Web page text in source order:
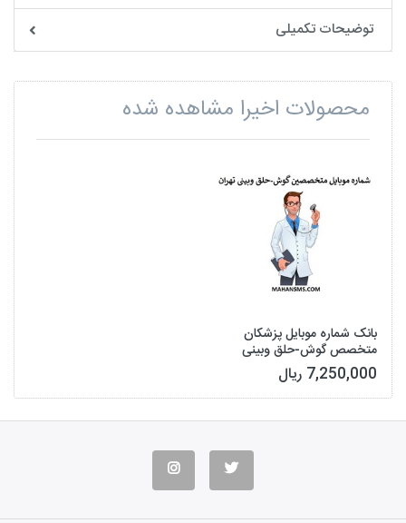
توضیحات تکمیلی
محصولات اخیرا مشاهده شده
بانک شماره موبایل پزشکان
متخصص گوش-حلق وبینی
تهران
7,250,000 ریال